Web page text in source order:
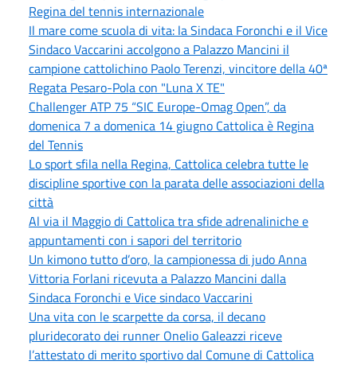
Regina del tennis internazionale
Il mare come scuola di vita: la Sindaca Foronchi e il Vice
Sindaco Vaccarini accolgono a Palazzo Mancini il
campione cattolichino Paolo Terenzi, vincitore della 40ª
Regata Pesaro-Pola con "Luna X TE"
Challenger ATP 75 “SIC Europe-Omag Open”, da
domenica 7 a domenica 14 giugno Cattolica è Regina
del Tennis
Lo sport sfila nella Regina, Cattolica celebra tutte le
discipline sportive con la parata delle associazioni della
città
Al via il Maggio di Cattolica tra sfide adrenaliniche e
appuntamenti con i sapori del territorio
Un kimono tutto d’oro, la campionessa di judo Anna
Vittoria Forlani ricevuta a Palazzo Mancini dalla
Sindaca Foronchi e Vice sindaco Vaccarini
Una vita con le scarpette da corsa, il decano
pluridecorato dei runner Onelio Galeazzi riceve
l’attestato di merito sportivo dal Comune di Cattolica